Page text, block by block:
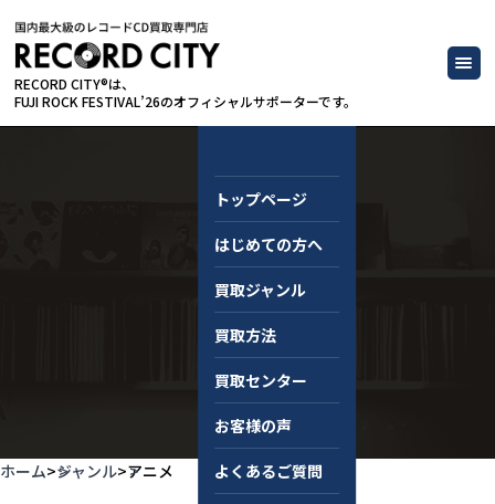
RECORD CITY®は、
FUJI ROCK FESTIVAL’26のオフィシャルサポーターです。
トップページ
はじめての方へ
買取ジャンル
買取方法
買取センター
お客様の声
よくあるご質問
アニメ
ホーム>ジャンル>アニメ